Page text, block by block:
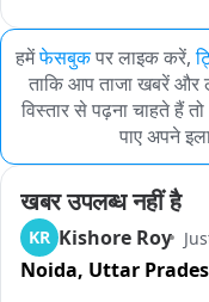
हमेंफेसबुकपर लाइक करें,
ताकि आप ताजा खबरें
विस्तार से पढ़ना चाहते हैं तो
पाए अपने
खबर उपलब्ध नहीं है
KR Kishore Roy
Noida, Uttar